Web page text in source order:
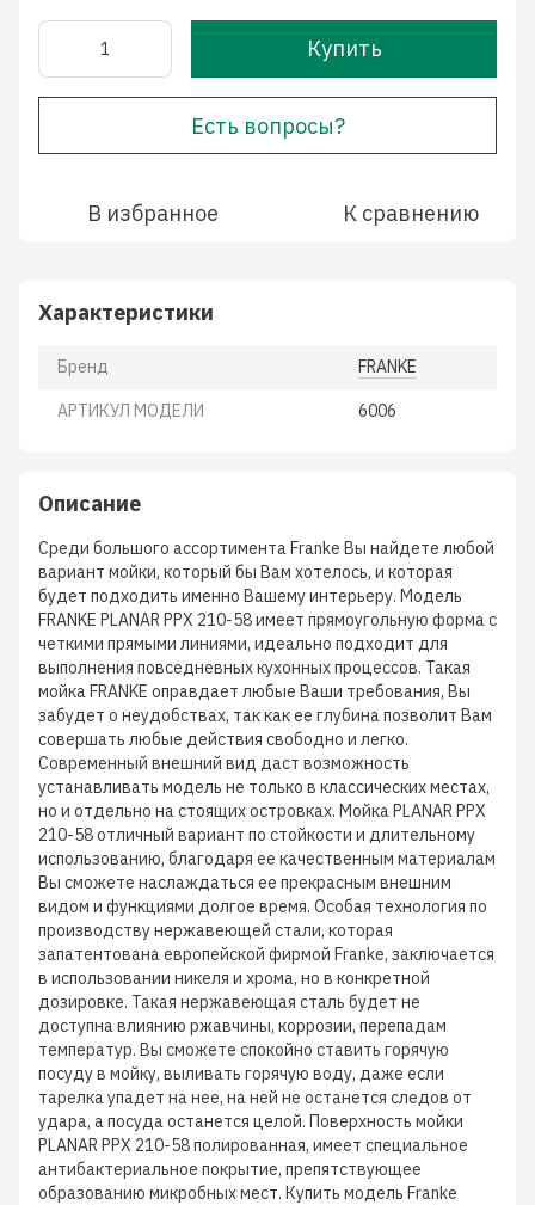
Купить
Есть вопросы?
В избранное К сравнению
Характеристики
Бренд FRANKE
АРТИКУЛ МОДЕЛИ 6006
Описание
Среди большого ассортимента Franke Вы найдете любой
вариант мойки, который бы Вам хотелось, и которая
будет подходить именно Вашему интерьеру. Модель
FRANKE PLANAR PPX 210-58 имеет прямоугольную форма с
четкими прямыми линиями, идеально подходит для
выполнения повседневных кухонных процессов. Такая
мойка FRANKE оправдает любые Ваши требования, Вы
забудет о неудобствах, так как ее глубина позволит Вам
совершать любые действия свободно и легко.
Современный внешний вид даст возможность
устанавливать модель не только в классических местах,
но и отдельно на стоящих островках. Мойка PLANAR PPX
210-58 отличный вариант по стойкости и длительному
использованию, благодаря ее качественным материалам
Вы сможете наслаждаться ее прекрасным внешним
видом и функциями долгое время. Особая технология по
производству нержавеющей стали, которая
запатентована европейской фирмой Franke, заключается
в использовании никеля и хрома, но в конкретной
дозировке. Такая нержавеющая сталь будет не
доступна влиянию ржавчины, коррозии, перепадам
температур. Вы сможете спокойно ставить горячую
посуду в мойку, выливать горячую воду, даже если
тарелка упадет на нее, на ней не останется следов от
удара, а посуда останется целой. Поверхность мойки
PLANAR PPX 210-58 полированная, имеет специальное
антибактериальное покрытие, препятствующее
образованию микробных мест. Купить модель Franke